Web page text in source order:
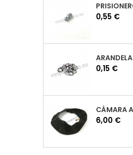
Precio
0,55 €
Precio
0,15 €
Precio
6,00 €